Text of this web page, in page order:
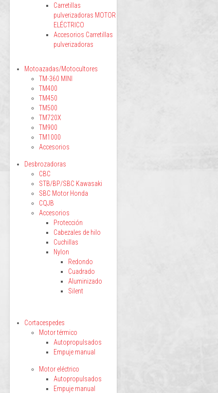
Carretillas
pulverizadoras MOTOR
ELÉCTRICO
Accesorios Carretillas
pulverizadoras
Motoazadas/Motocultores
TM-360 MINI
TM400
TM450
TM500
TM720X
TM900
TM1000
Accesorios
Desbrozadoras
CBC
STB/BP/SBC Kawasaki
SBC Motor Honda
CQJB
Accesorios
Protección
Cabezales de hilo
Cuchillas
Nylon
Redondo
Cuadrado
Aluminizado
Silent
Cortacespedes
Motor térmico
Autopropulsados
Empuje manual
Motor eléctrico
Autopropulsados
Empuje manual